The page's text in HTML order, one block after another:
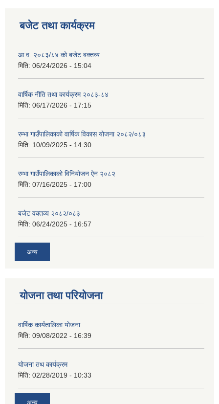
बजेट तथा कार्यक्रम
आ.व. २०८३/८४ को बजेट बक्तव्य
मिति: 06/24/2026 - 15:04
वार्षिक नीति तथा कार्यक्रम २०८३-८४
मिति: 06/17/2026 - 17:15
रम्भा गाउँपालिकाको वार्षिक विकास योजना २०८२/०८३
मिति: 10/09/2025 - 14:30
रम्भा गाउँपालिकाको विनियोजन ऐन २०८२
मिति: 07/16/2025 - 17:00
बजेट वक्तव्य २०८२/०८३
मिति: 06/24/2025 - 16:57
अन्य
योजना तथा परियोजना
वार्षिक कार्यतालिका योजना
मिति: 09/08/2022 - 16:39
योजना तथ कार्यक्रम
मिति: 02/28/2019 - 10:33